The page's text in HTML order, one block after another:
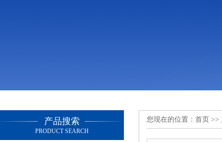
产品搜索
PRODUCT SEARCH
您现在的位置： 首页 >>